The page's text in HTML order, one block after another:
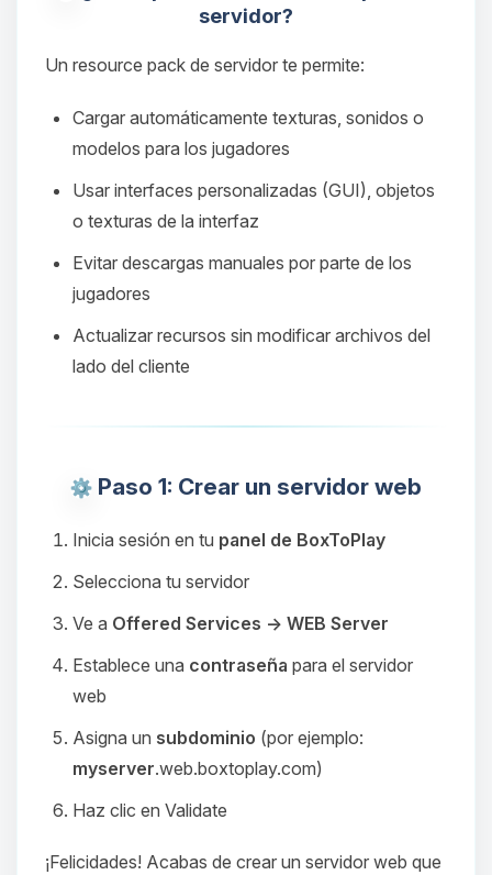
servidor?
Un resource pack de servidor te permite:
Cargar automáticamente texturas, sonidos o
modelos para los jugadores
Usar interfaces personalizadas (GUI), objetos
o texturas de la interfaz
Evitar descargas manuales por parte de los
jugadores
Actualizar recursos sin modificar archivos del
lado del cliente
Paso 1: Crear un servidor web
Inicia sesión en tu panel de BoxToPlay
Selecciona tu servidor
Ve a Offered Services → WEB Server
Establece una contraseña para el servidor
web
Asigna un subdominio (por ejemplo:
myserver.web.boxtoplay.com)
Haz clic en Validate
¡Felicidades! Acabas de crear un servidor web que